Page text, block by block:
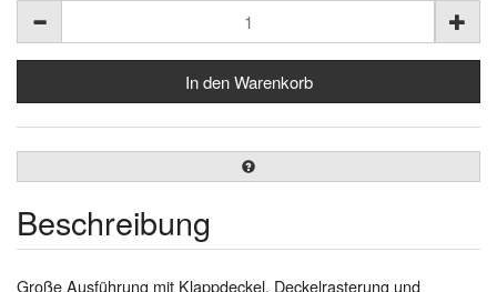
Beschreibung
Große Ausführung mit Klappdeckel, Deckelrasterung und